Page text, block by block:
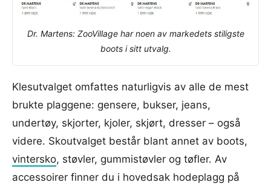
Dr. Martens: ZooVillage har noen av markedets stiligste
boots i sitt utvalg.
Klesutvalget omfattes naturligvis av alle de mest
brukte plaggene: gensere, bukser, jeans,
undertøy, skjorter, kjoler, skjørt, dresser – også
videre. Skoutvalget består blant annet av boots,
vintersko, støvler, gummistøvler og tøfler. Av
accessoirer finner du i hovedsak hodeplagg på